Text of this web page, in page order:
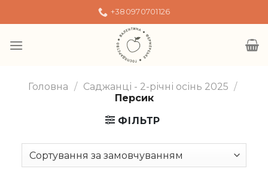
to
+380970701126
Головна / Саджанці - 2-річні осінь 2025 /
Персик
ФІЛЬТР